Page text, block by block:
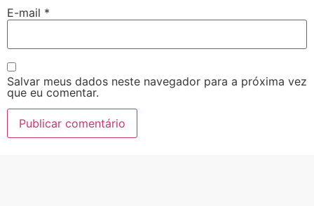
E-mail *
Salvar meus dados neste navegador para a próxima vez
que eu comentar.